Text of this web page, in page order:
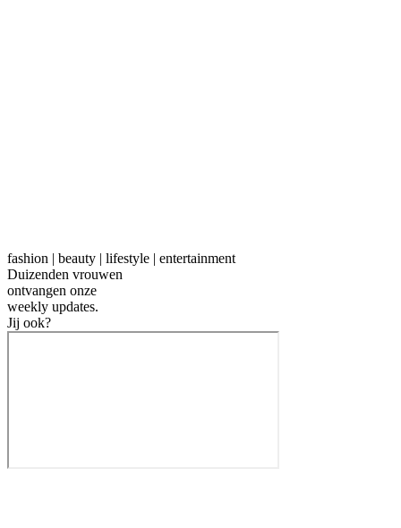
fashion | beauty | lifestyle | entertainment
Duizenden vrouwen
ontvangen onze
weekly updates.
Jij ook?